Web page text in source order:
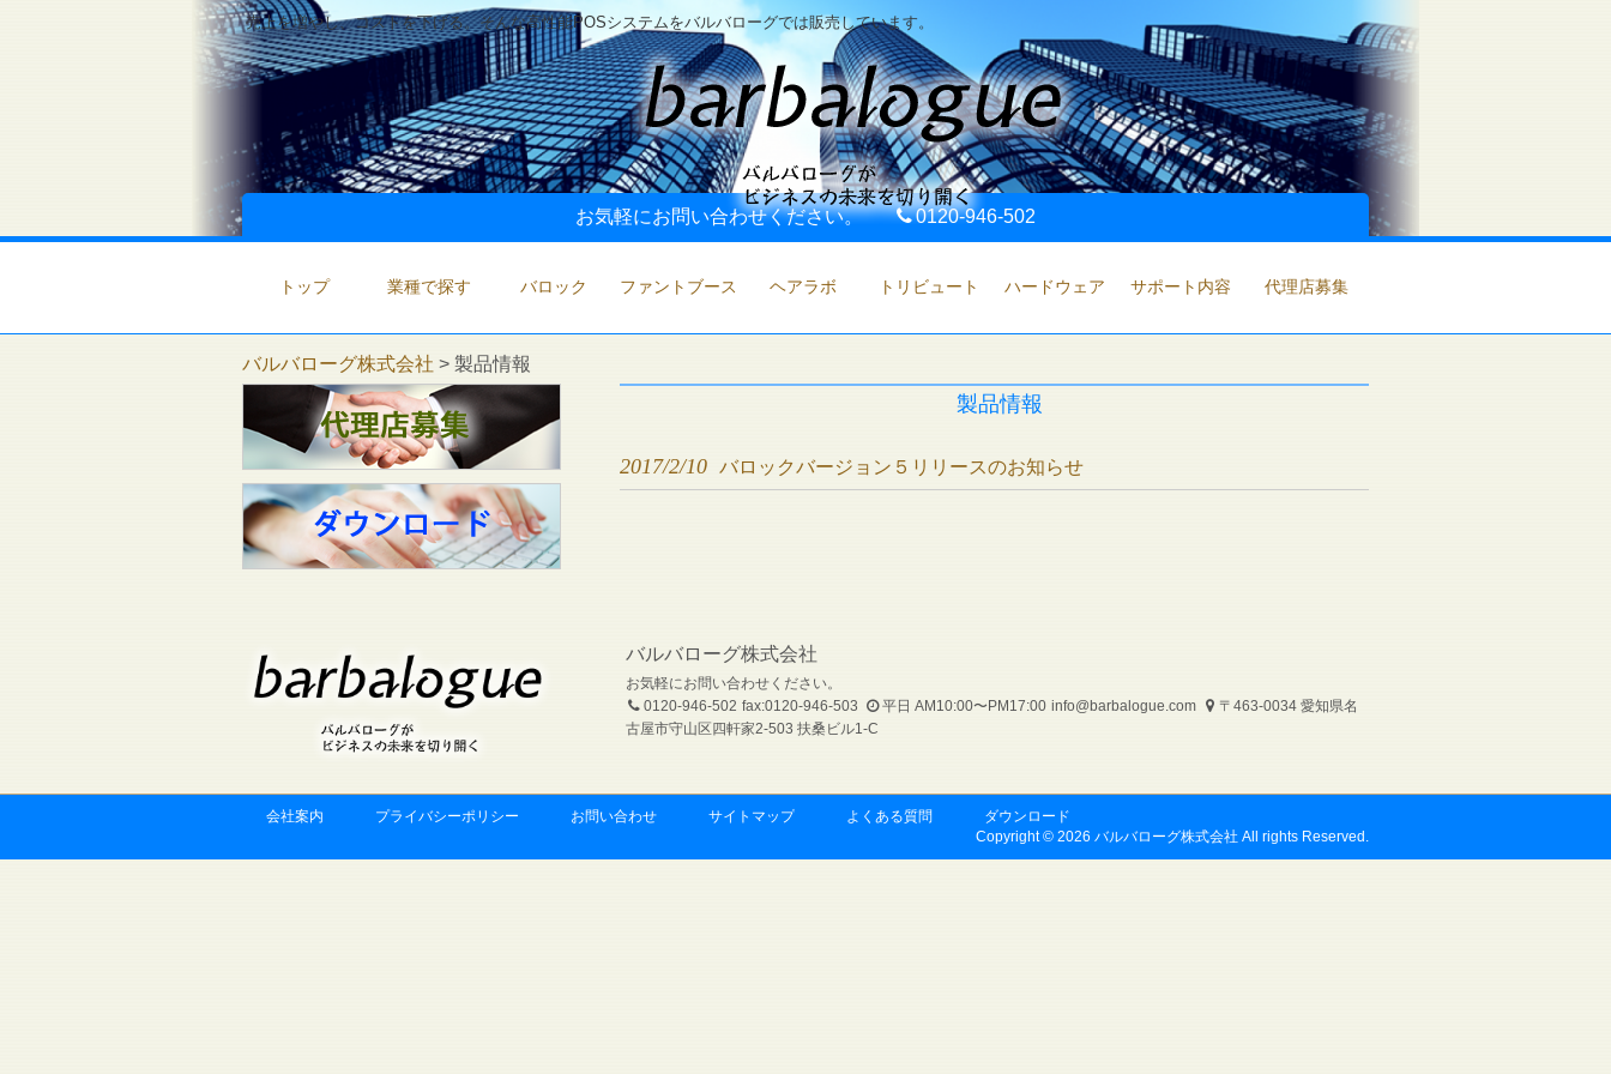
売上を増やし、コストを下げる。そんな高性能POSシステムをバルバローグでは販売しています。
お気軽にお問い合わせください。 0120-946-502
トップ 業種で探す バロック ファントブース ヘアラボ トリビュート ハードウェア サポート内容 代理店募集
バルバローグ株式会社 > 製品情報
製品情報
2017/2/10 バロックバージョン５リリースのお知らせ
バルバローグ株式会社
お気軽にお問い合わせください。
0120-946-502 fax:0120-946-503 平日 AM10:00〜PM17:00 info@barbalogue.com
〒463-0034 愛知県名
古屋市守山区四軒家2-503 扶桑ビル1-C
会社案内 プライバシーポリシー お問い合わせ サイトマップ よくある質問
ダウンロード
Copyright © 2026 バルバローグ株式会社 All rights Reserved.